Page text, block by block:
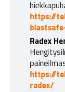
https://
Radex
https://
radex/